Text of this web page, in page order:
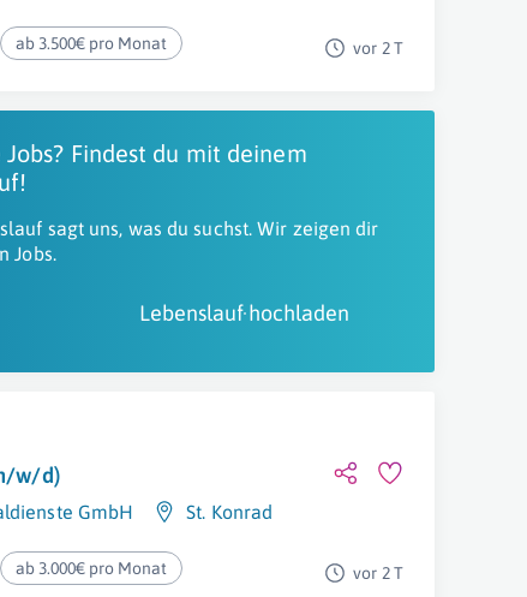
ab 3.500€ pro Monat vor 2 T
Jobs? Findest du mit deinem
sagt uns, was du suchst. Wir zeigen dir
Jobs.
Lebenslauf hochladen
w/d)
GmbH St. Konrad
ab 3.000€ pro Monat vor 2 T